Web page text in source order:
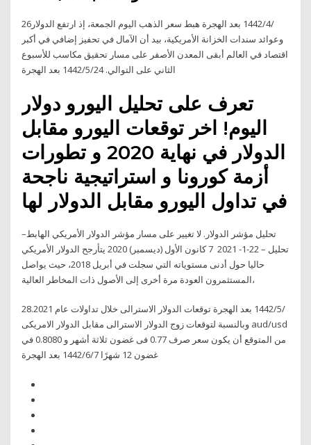
26‏‏/4‏‏/1442 بعد الهجرة هبط سعر الذهب اليوم الجمعة، إذ ارتفع الدولار
وعوائد سندات الخزانة الأمريكية، بيد أن الآمال في تحفيز إضافي في أكبر
اقتصاد في العالم أبقى المعدن الأصفر على مسار تحقيق مكاسب للأسبوع
الثاني على التوالي. 24‏‏/5‏‏/1442 بعد الهجرة
تعرف على تحليل اليورو دولار
اليوم! اخر توقعات اليورو مقابل
الدولار في نهاية 2020 و تطورات
أزمة كورونا و استراتيجية ناجحة
في تداول اليورو مقابل الدولار لها
تحليل مؤشر الدولار. لا تغيير على مسار مؤشر الدولار الأمريكي الهابط–
تحليل – 22-1- 2021 7 كانون الأول (ديسمبر) 2020 يتأرجح الدولار الأمريكي
حاليا حول أدنى مستوياته التي سجلت في أبريل 2018، حيث يواصل
المستثمرون العودة مرة أخرى إلى الأصول ذات المخاطر العالية،
28‏‏/5‏‏/1442 بعد الهجرة توقعات الدولار الاسترالى خلال تداولات عام 2021.
وبالنسبة لتوقعات زوج الدولار الاسترالى مقابل الدولار الامريكى aud/usd
من المتوقع أن يكون سعر صرف 0.77 فى غضون ثلاثة أشهر و 0.8080 في
غضون 12 شهرًا 7‏‏/6‏‏/1442 بعد الهجرة